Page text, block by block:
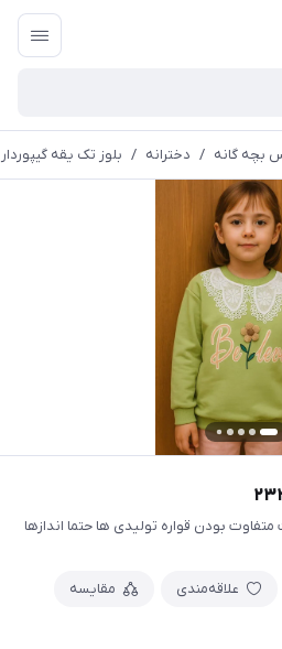
بچه گانه / دخترانه / بلوز تک یقه گیپوردار کد
۹ سال) به علت متفاوت بودن قواره تولیدی ها حتما اندازها
علاقه‌مندی مقایسه